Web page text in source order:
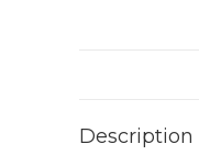
Description